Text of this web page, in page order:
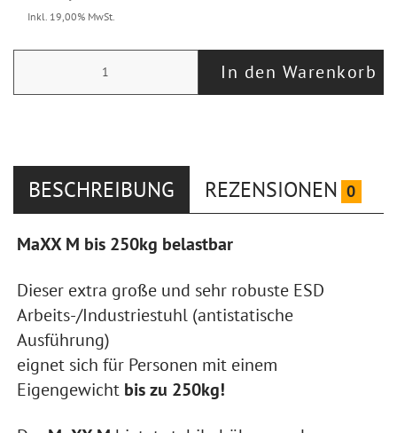
Inkl. 19,00% MwSt.
In den Warenkorb
BESCHREIBUNG REZENSIONEN 0
MaXX M bis 250kg belastbar
Dieser extra große und sehr robuste ESD
Arbeits-/Industriestuhl (antistatische
Ausführung)
eignet sich für Personen mit einem
Eigengewicht bis zu 250kg!